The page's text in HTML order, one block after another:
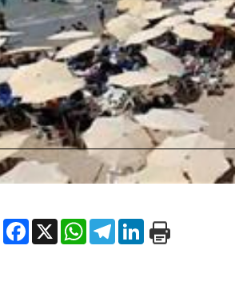
X
WhatsApp
TelegramLinkedIn